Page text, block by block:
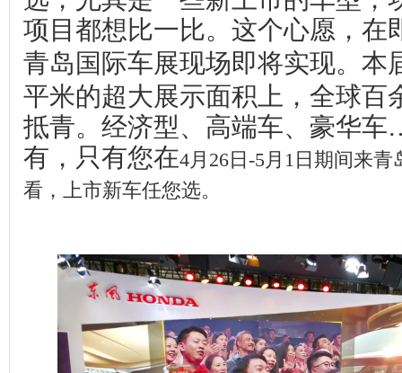
项目都想比一比。这个心愿，在
青岛国际车展现场即将实现。本
平米的超大展示面积上，全球百
抵青。经济型、高端车、豪华
有，只有您在4月 26日-5 月1日期间来青
看，上市新车任您选。